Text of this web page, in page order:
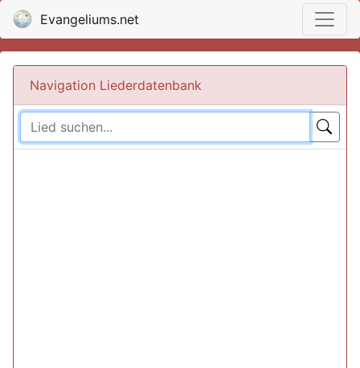
Evangeliums.net
Navigation Liederdatenbank